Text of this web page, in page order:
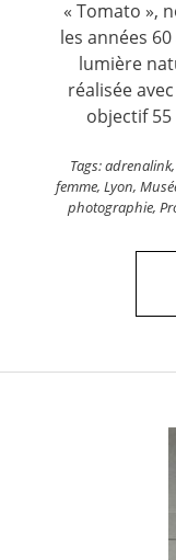
« Tomato »,
les années
lumière
réalisée
objectif
Tags:adrenalink
femme, Lyon,
photographie,